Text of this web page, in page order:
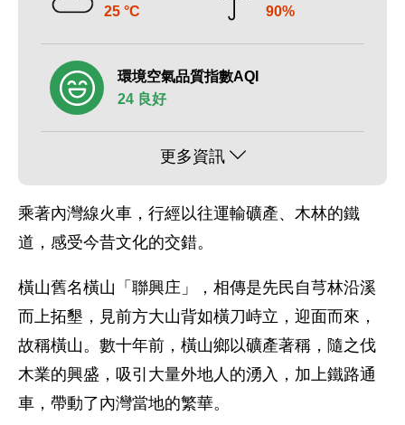
25 °C
90%
環境空氣品質指數AQI
24 良好
更多資訊
乘著內灣線火車，行經以往運輸礦產、木林的鐵
道，感受今昔文化的交錯。
橫山舊名橫山「聯興庄」，相傳是先民自芎林沿溪
而上拓墾，見前方大山背如橫刀峙立，迎面而來，
故稱橫山。數十年前，橫山鄉以礦產著稱，隨之伐
木業的興盛，吸引大量外地人的湧入，加上鐵路通
車，帶動了內灣當地的繁華。